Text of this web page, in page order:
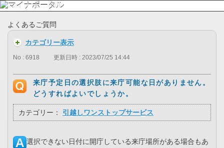
よくあるご質問
カテゴリー表示
No : 6918 更新日時 : 2023/07/25 14:44
来庁予定日の選択肢に来庁可能な日がありません。
どうすればよいでしょうか。
カテゴリー： 引越しワンストップサービス
選択できない日付に開庁している来庁場所がある場合もあ